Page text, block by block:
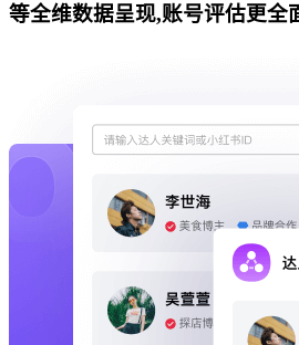
等全维数据呈现,账号评估更全